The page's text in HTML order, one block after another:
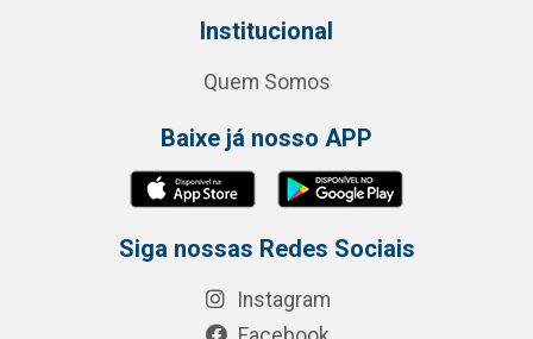
Institucional
Quem Somos
Baixe já nosso APP
Siga nossas Redes Sociais
Instagram